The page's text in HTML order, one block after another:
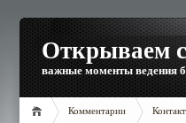
Открываем
важные моменты ведения
Комментарии